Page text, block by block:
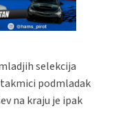
selekcija
podmladak
na kraju je ipak